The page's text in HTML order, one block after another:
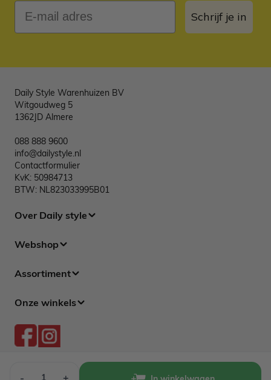
- +
E-mail adres
Schrijf je in
Daily Style Warenhuizen BV
Witgoudweg 5
1362JD Almere
088 888 9600
info@dailystyle.nl
Contactformulier
KvK: 50984713
BTW: NL823033995B01
Over Daily style
Webshop
Assortiment
Onze winkels